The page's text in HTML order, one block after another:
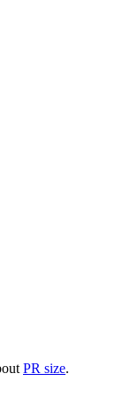
PR size.